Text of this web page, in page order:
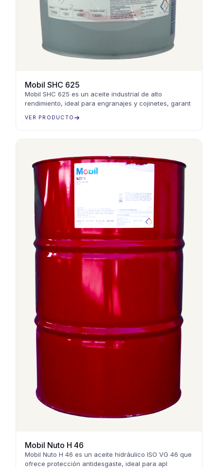
Mobil SHC 625
Mobil SHC 625 es un aceite industrial de alto
rendimiento, ideal para engranajes y cojinetes, garant
VER PRODUCTO
Mobil Nuto H 46
Mobil Nuto H 46 es un aceite hidráulico ISO VG 46 que
ofrece protección antidesgaste, ideal para apl